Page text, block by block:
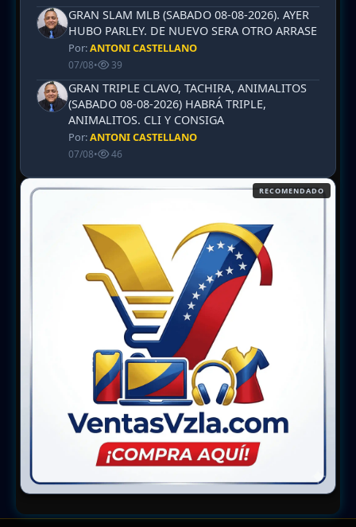
GRAN SLAM MLB (SABADO 08-08-2026). AYER
HUBO PARLEY. DE NUEVO SERA OTRO ARRASE
Por:ANTONI CASTELLANO
07/08• 39
GRAN TRIPLE CLAVO, TACHIRA, ANIMALITOS
(SABADO 08-08-2026) HABRÁ TRIPLE,
ANIMALITOS. CLI Y CONSIGA
Por:ANTONI CASTELLANO
07/08• 46
RECOMENDADO